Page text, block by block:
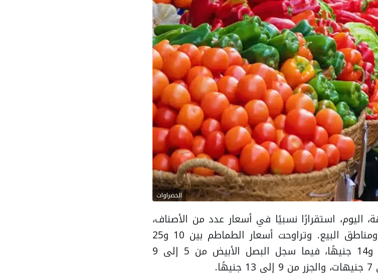
الخضراوات
استقرارًا نسبيًا في أسعار عدد من الأصناف،
مع تفاوت الأسعار بحسب الجودة ومناطق البيع. وتراوحت أسعار الطماطم بين 10 و25
جنيهًا للكيلو، والبطاطس بين 10 و14 جنيهًا، فيما سجل البصل الأبيض من 5 إلى 9